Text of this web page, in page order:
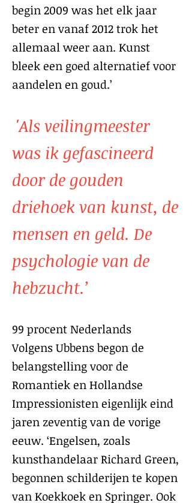
begin 2009 was het elk jaar
beter en vanaf 2012 trok het
allemaal weer aan. Kunst
bleek een goed alternatief voor
aandelen en goud.’
'Als veilingmeester
was ik gefascineerd
door de gouden
driehoek van kunst, de
mensen en geld. De
psychologie van de
hebzucht.’
99 procent Nederlands
Volgens Ubbens begon de
belangstelling voor de
Romantiek en Hollandse
Impressionisten eigenlijk eind
jaren zeventig van de vorige
eeuw. ‘Engelsen, zoals
kunsthandelaar Richard Green,
begonnen schilderijen te kopen
van Koekkoek en Springer. Ook